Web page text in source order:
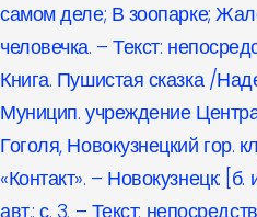
самом деле; В зоопарке;
человечка. – Текст:
Книга. Пушистая сказка /
Муницип. учреждение
Гоголя, Новокузнецкий гор.
«Контакт». – Новокузнецк:
авт.: с. 3. – Текст: